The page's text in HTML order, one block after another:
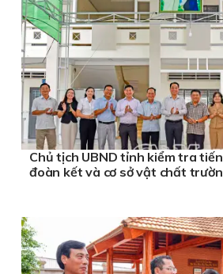
Chủ tịch UBND tỉnh kiểm tra
đoàn kết và cơ sở vật chất